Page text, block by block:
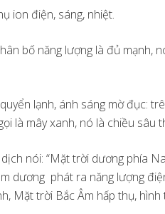
ion điện, sáng, nhiệt.
bố năng lượng là đủ mạnh,
lạnh, ánh sáng mờ đục:
là mây xanh, nó là chiều sâu
nói: “Mặt trời dương phía
dương phát ra năng lượng
Mặt trời Bắc Âm hấp thụ,